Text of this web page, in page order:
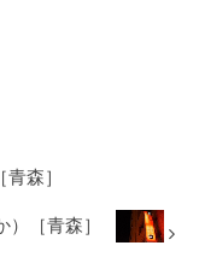
森］
［青森］